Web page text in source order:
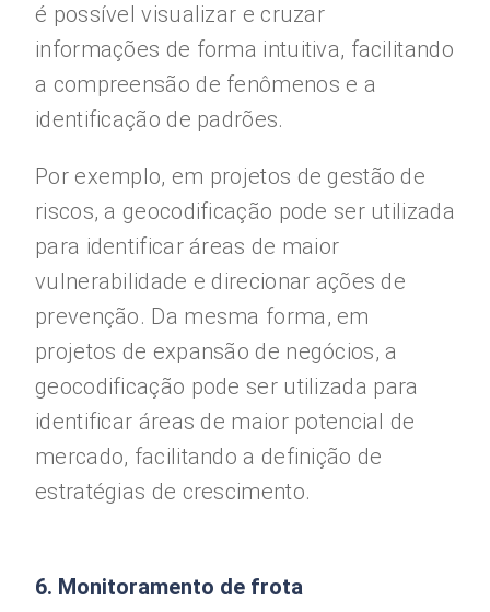
é possível visualizar e cruzar
informações de forma intuitiva, facilitando
a compreensão de fenômenos e a
identificação de padrões.
Por exemplo, em projetos de gestão de
riscos, a geocodificação pode ser utilizada
para identificar áreas de maior
vulnerabilidade e direcionar ações de
prevenção. Da mesma forma, em
projetos de expansão de negócios, a
geocodificação pode ser utilizada para
identificar áreas de maior potencial de
mercado, facilitando a definição de
estratégias de crescimento.
6. Monitoramento de frota